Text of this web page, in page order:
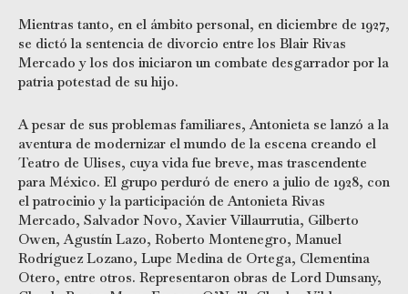
Mientras tanto, en el ámbito personal, en diciembre de 1927,
se dictó la sentencia de divorcio entre los Blair Rivas
Mercado y los dos iniciaron un combate desgarrador por la
patria potestad de su hijo.
A pesar de sus problemas familiares, Antonieta se lanzó a la
aventura de modernizar el mundo de la escena creando el
Teatro de Ulises, cuya vida fue breve, mas trascendente
para México. El grupo perduró de enero a julio de 1928, con
el patrocinio y la participación de Antonieta Rivas
Mercado, Salvador Novo, Xavier Villaurrutia, Gilberto
Owen, Agustín Lazo, Roberto Montenegro, Manuel
Rodríguez Lozano, Lupe Medina de Ortega, Clementina
Otero, entre otros. Representaron obras de Lord Dunsany,